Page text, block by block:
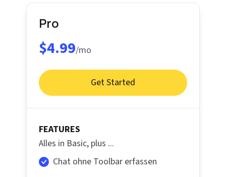
Pro
$4.99/mo
Get Started
FEATURES
Alles in Basic, plus ...
Chat ohne Toolbar erfassen